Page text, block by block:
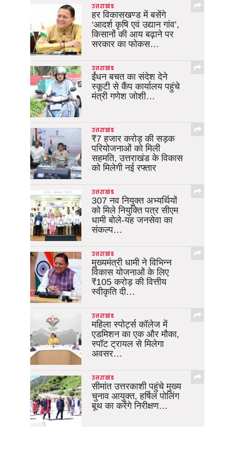
उत्तराखंड
हर विकासखण्ड में बसेंगे
‘आदर्श कृषि एवं उद्यान गांव’,
किसानों की आय बढ़ाने पर
सरकार का फोकस…
उत्तराखंड
ईंधन बचत का संदेश देने
स्कूटी से कैंप कार्यालय पहुंचे
मंत्री गणेश जोशी…
उत्तराखंड
₹7 हजार करोड़ की सड़क
परियोजनाओं को मिली
सहमति, उत्तराखंड के विकास
को मिलेगी नई रफ्तार
उत्तराखंड
307 नव नियुक्त अभ्यर्थियों
को मिले नियुक्ति पत्र सीएम
धामी बोले-यह जनसेवा का
संकल्प…
उत्तराखंड
मुख्यमंत्री धामी ने विभिन्न
विकास योजनाओं के लिए
₹105 करोड़ की वित्तीय
स्वीकृति दी…
उत्तराखंड
महिला स्पोर्ट्स कॉलेज में
एडमिशन का एक और मौका,
स्पॉट ट्रायल से मिलेगा
अवसर…
उत्तराखंड
सीमांत उत्तरकाशी पहुंचे मुख्य
चुनाव आयुक्त, हर्षिल पोलिंग
बूथ का करेंगे निरीक्षण…